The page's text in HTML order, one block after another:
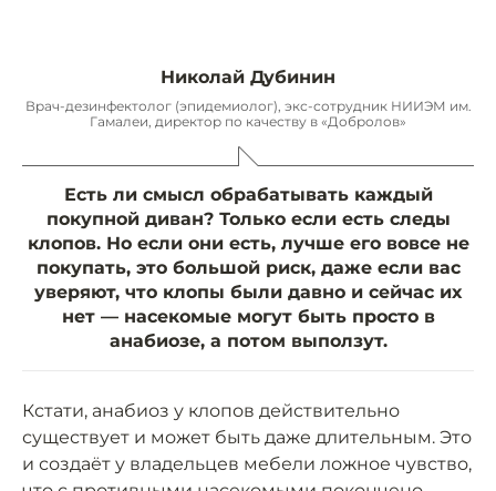
Николай Дубинин
Врач-дезинфектолог (эпидемиолог), экс-сотрудник НИИЭМ им.
Гамалеи, директор по качеству в «Добролов»
Есть ли смысл обрабатывать каждый
покупной диван? Только если есть следы
клопов. Но если они есть, лучше его вовсе не
покупать, это большой риск, даже если вас
уверяют, что клопы были давно и сейчас их
нет — насекомые могут быть просто в
анабиозе, а потом выползут.
Кстати, анабиоз у клопов действительно
существует и может быть даже длительным. Это
и создаёт у владельцев мебели ложное чувство,